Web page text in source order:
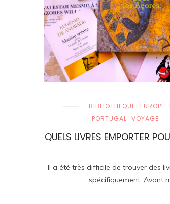
BIBLIOTHEQUE EUROPE
PORTUGAL VOYAGE
QUELS LIVRES EMPORTER
Il a été très difficile de trouver des
spécifiquement. Avant